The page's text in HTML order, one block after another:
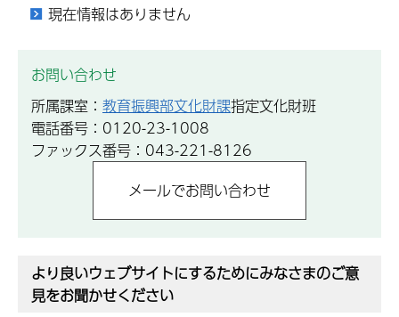
現在情報はありません
お問い合わせ
所属課室： 教育振興部文化財課指定文化財班
電話番号：0120-23-1008
ファックス番号：043-221-8126
より良いウェブサイトにするためにみなさまのご意
見をお聞かせください